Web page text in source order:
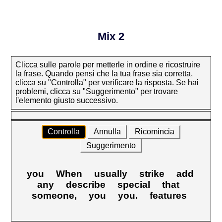
Mix 2
Clicca sulle parole per metterle in ordine e ricostruire
la frase. Quando pensi che la tua frase sia corretta,
clicca su "Controlla" per verificare la risposta. Se hai
problemi, clicca su "Suggerimento" per trovare
l'elemento giusto successivo.
Controlla Annulla
Ricomincia
Suggerimento
you When usually strike
add
any
describe special
that
someone,
you you. features